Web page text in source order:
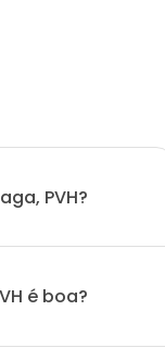
PVH?
é boa?